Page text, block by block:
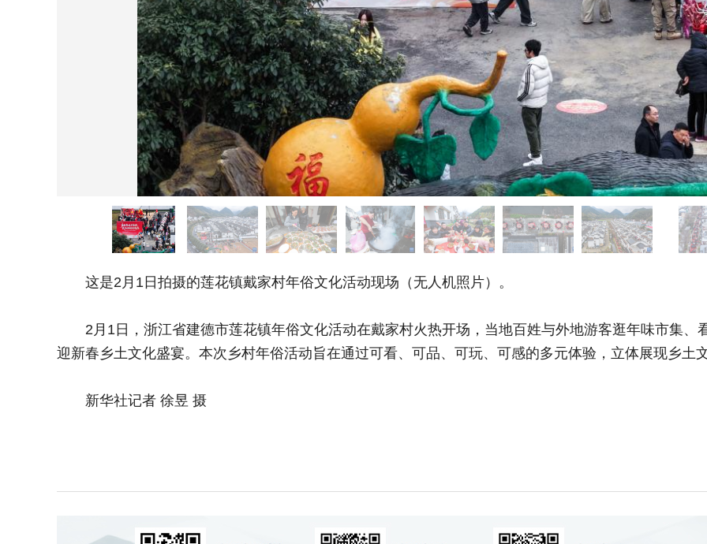
这是2月1日拍摄的莲花镇戴家村年俗文化活动现场（无人机照片）。
2月1日，浙江省建德市莲花镇年俗文化活动在戴家村火热开场，当地百姓与外地游客逛年味市集、
迎新春乡土文化盛宴。本次乡村年俗活动旨在通过可看、可品、可玩、可感的多元体验，立体展现乡土
新华社记者 徐昱 摄